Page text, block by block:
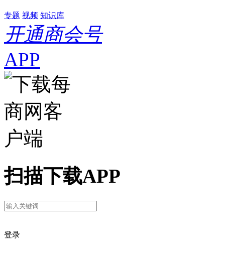
专题 视频 知识库
开通商会号
APP
扫描下载APP
登录